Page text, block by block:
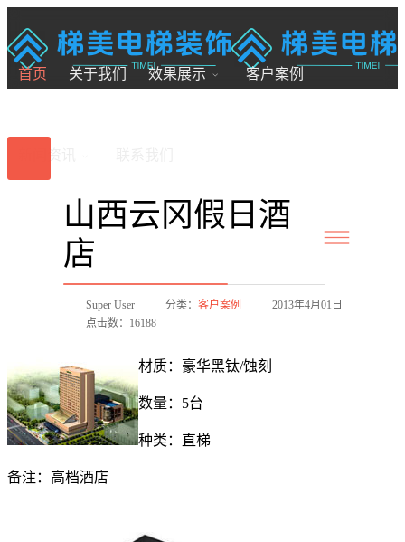
首页 关于我们 效果展示 客户案例
山西云冈假日酒
店
Super User 分类： 客户案例
2013年4月01日
点击数：16188
材质：豪华黑钛/蚀刻
数量：5台
种类：直梯
备注：高档酒店